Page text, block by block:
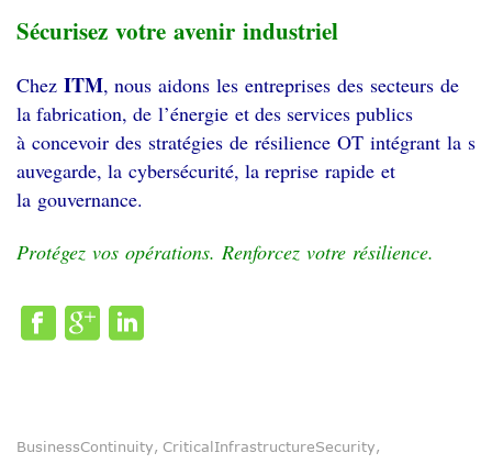
Sécurisez votre avenir industriel
Chez ITM, nous aidons les entreprises des secteurs de
la fabrication, de l’énergie et des services publics
à concevoir des stratégies de résilience OT intégrant la s
auvegarde, la cybersécurité, la reprise rapide et
la gouvernance.
Protégez vos opérations. Renforcez votre résilience.
BusinessContinuity CriticalInfrastructureSecurity